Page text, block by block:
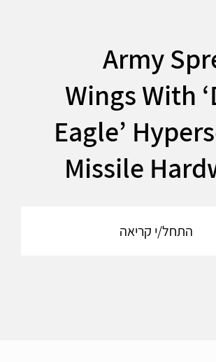
Army
Wings With
Eagle’
Missile
התחל/י קריאה